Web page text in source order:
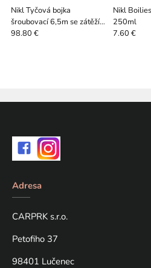
Nikl Tyčová bojka
šroubovací 6,5m se zátěží a
obalem
98.80 €
Nikl
250ml
7.60 €
Adresa
CARPRK s.r.o.
Petofiho 37
98401 Lučenec